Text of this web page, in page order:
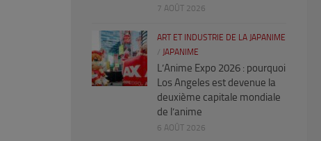
7 AOÛT 2026
ART ET INDUSTRIE DE LA JAPANIME
/ JAPANIME
L’Anime Expo 2026 : pourquoi
Los Angeles est devenue la
deuxième capitale mondiale
de l’anime
6 AOÛT 2026